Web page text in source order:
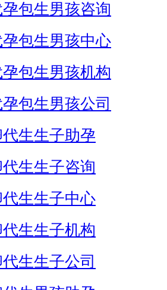
孕包生男孩咨询
孕包生男孩中心
孕包生男孩机构
包生男孩公司
生生子助孕
生生子咨询
生生子中心
生生子机构
生生子公司